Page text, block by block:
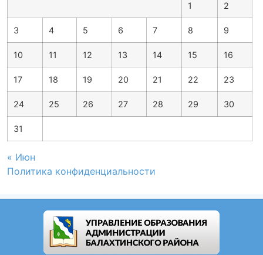
1 2
3 4 5 6 7 8 9
10 11 12 13 14 15 16
17 18 19 20 21 22 23
24 25 26 27 28 29 30
31
« Июн
Политика конфиденциальности